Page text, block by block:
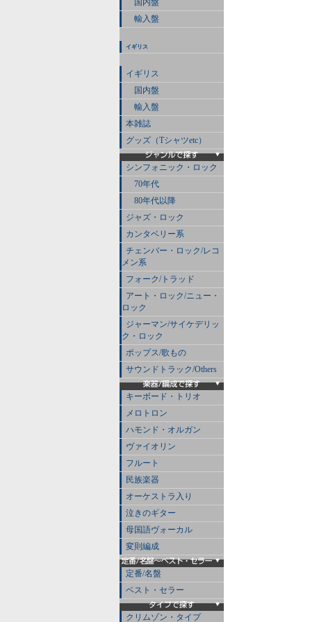
国内盤
輸入盤
イギリス
イギリス
国内盤
輸入盤
本雑誌
グッズ（Tシャツetc）
シンフォニック・ロック
70年代
80年代以降
ジャズ・ロック
カンタベリー系
チェンバー・ロック/レコ
メン系
フォーク/トラッド
アート・ロック/ニュー・
ロック
ジャーマン/サイケデリッ
ク・ロック
ポップス/歌もの
サウンドトラック/Others
キーボード・トリオ
メロトロン
ハモンド・オルガン
ヴァイオリン
フルート
民族楽器
オーケストラ入り
泣きのギター
母国語ヴォーカル
変則編成
定番/名盤
ベスト・セラー
クリムゾン・タイプ